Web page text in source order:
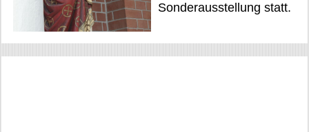
Sonderausstellung statt.